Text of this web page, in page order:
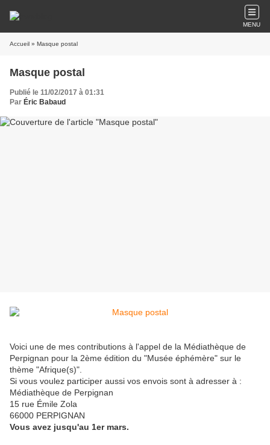
MENU
Accueil » Masque postal
Masque postal
Publié le 11/02/2017 à 01:31
Par Éric Babaud
Voici une de mes contributions à l'appel de la Médiathèque de
Perpignan pour la 2ème édition du "Musée éphémère" sur le
thème "Afrique(s)".
Si vous voulez participer aussi vos envois sont à adresser à :
Médiathèque de Perpignan
15 rue Émile Zola
66000 PERPIGNAN
Vous avez jusqu'au 1er mars.